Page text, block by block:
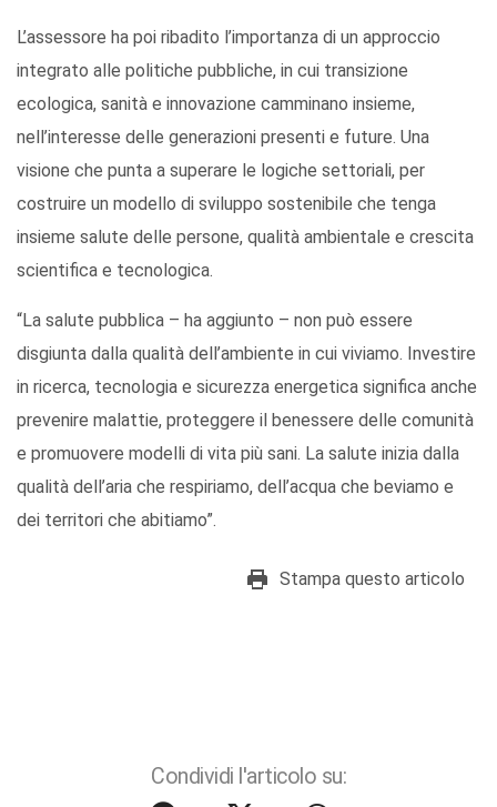
L’assessore ha poi ribadito l’importanza di un approccio
integrato alle politiche pubbliche, in cui transizione
ecologica, sanità e innovazione camminano insieme,
nell’interesse delle generazioni presenti e future. Una
visione che punta a superare le logiche settoriali, per
costruire un modello di sviluppo sostenibile che tenga
insieme salute delle persone, qualità ambientale e crescita
scientifica e tecnologica.
“La salute pubblica – ha aggiunto – non può essere
disgiunta dalla qualità dell’ambiente in cui viviamo. Investire
in ricerca, tecnologia e sicurezza energetica significa anche
prevenire malattie, proteggere il benessere delle comunità
e promuovere modelli di vita più sani. La salute inizia dalla
qualità dell’aria che respiriamo, dell’acqua che beviamo e
dei territori che abitiamo”.
Stampa questo articolo
Condividi l'articolo su: